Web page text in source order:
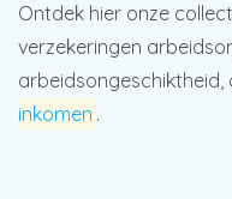
Ontdek hier onze
verzekeringen
arbeidsongeschiktheid,
inkomen .